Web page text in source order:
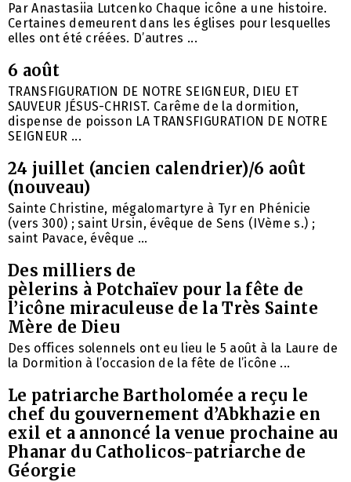
Par Anastasiia Lutcenko Chaque icône a une histoire.
Certaines demeurent dans les églises pour lesquelles
elles ont été créées. D’autres ...
6 août
TRANSFIGURATION DE NOTRE SEIGNEUR, DIEU ET
SAUVEUR JÉSUS-CHRIST. Carême de la dormition,
dispense de poisson LA TRANSFIGURATION DE NOTRE
SEIGNEUR ...
24 juillet (ancien calendrier)/6 août
(nouveau)
Sainte Christine, mégalomartyre à Tyr en Phénicie
(vers 300) ; saint Ursin, évêque de Sens (IVème s.) ;
saint Pavace, évêque ...
Des milliers de
pèlerins à Potchaïev pour la fête de
l’icône miraculeuse de la Très Sainte
Mère de Dieu
Des offices solennels ont eu lieu le 5 août à la Laure de
la Dormition à l’occasion de la fête de l’icône ...
Le patriarche Bartholomée a reçu le
chef du gouvernement d’Abkhazie en
exil et a annoncé la venue prochaine au
Phanar du Catholicos-patriarche de
Géorgie